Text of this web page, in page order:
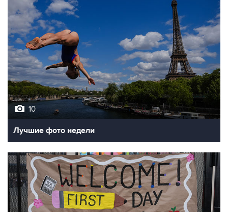
10
Лучшие фото недели